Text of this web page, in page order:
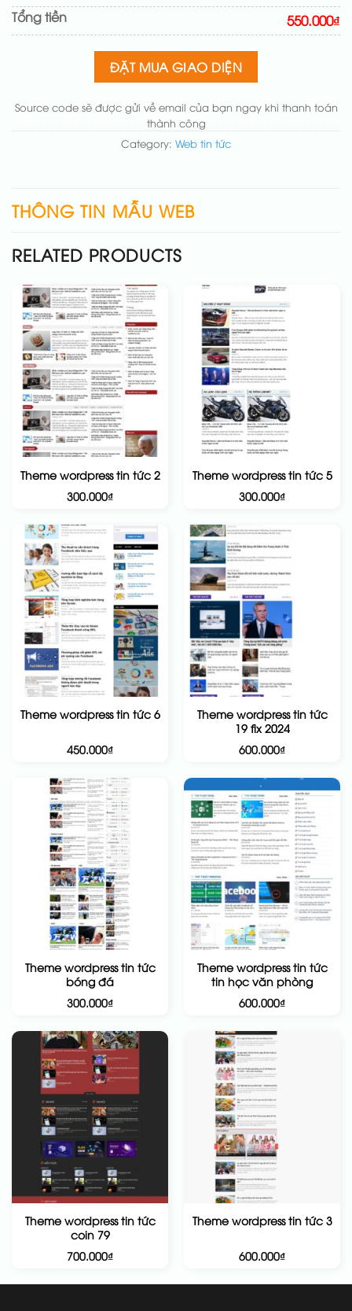
Sửa danh mục và sắp xếp lại đề mục menu cho
chuẩn(+200.000₫)
Thay đổi bố cục trang chủ (đơn giản)
Thêm các nút liên hệ nhanh(+50.000₫)
Tổng tiền 550.000₫
ĐẶT MUA GIAO DIỆN
Source code sẽ được gửi về email của bạn ngay khi thanh toán
thành công
Category: Web tin tức
THÔNG TIN MẪU WEB
RELATED PRODUCTS
Theme wordpress tin tức 2
300.000₫
Theme wordpress tin tức 5
300.000₫
Theme wordpress tin tức 6
450.000₫
Theme wordpress tin tức
19 fix 2024
600.000₫
Theme wordpress tin tức
bóng đá
300.000₫
Theme wordpress tin tức
tin học văn phòng
600.000₫
Theme wordpress tin tức
coin 79
700.000₫
Theme wordpress tin tức 3
600.000₫